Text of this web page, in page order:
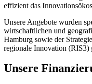
effizient das
Unsere Angebote wurden
wirtschaftlichen und
Hamburg sowie der
regionale Innovation (RIS3)
Unsere